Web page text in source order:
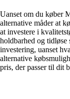
Uanset om du køber
alternative måder at
at investere i
holdbarhed og
investering, uanset
alternative
pris, der passer til dit